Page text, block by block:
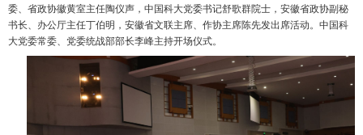
委、省政协徽黄室主任陶仪声，中国科大党委书记舒歌群院士，安徽省政协副秘
书长、办公厅主任丁伯明，安徽省文联主席、作协主席陈先发出席活动。中国科
大党委常委、党委统战部部长李峰主持开场仪式。